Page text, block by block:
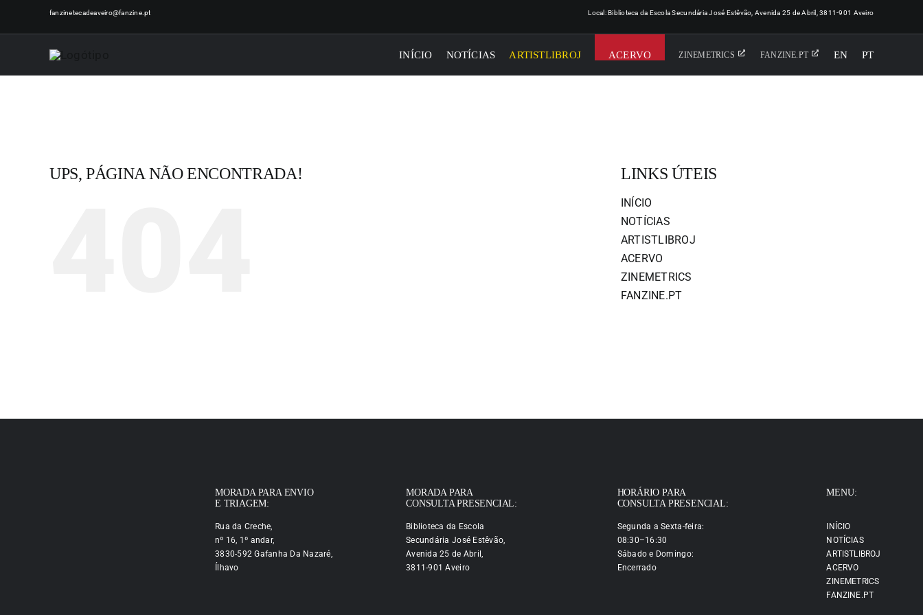
fanzinetecadeaveiro@fanzine.pt Local: Biblioteca da Escola Secundária José Estêvão, Avenida 25 de Abril, 3811-901 Aveiro
INÍCIO NOTÍCIAS ARTISTLIBROJ ACERVO ZINEMETRICS FANZINE.PT EN PT
UPS, PÁGINA NÃO ENCONTRADA! LINKS ÚTEIS
INÍCIO
NOTÍCIAS
ARTISTLIBROJ
ACERVO
ZINEMETRICS
FANZINE.PT
MORADA PARA ENVIO
E TRIAGEM:
Rua da Creche,
nº 16, 1º andar,
3830-592 Gafanha Da Nazaré,
Ílhavo
MORADA PARA
CONSULTA PRESENCIAL:
Biblioteca da Escola
Secundária José Estêvão,
Avenida 25 de Abril,
3811-901 Aveiro
HORÁRIO PARA
CONSULTA PRESENCIAL:
Segunda a Sexta-feira:
08:30–16:30
Sábado e Domingo:
Encerrado
MENU:
INÍCIO
NOTÍCIAS
ARTISTLIBROJ
ACERVO
ZINEMETRICS
FANZINE.PT